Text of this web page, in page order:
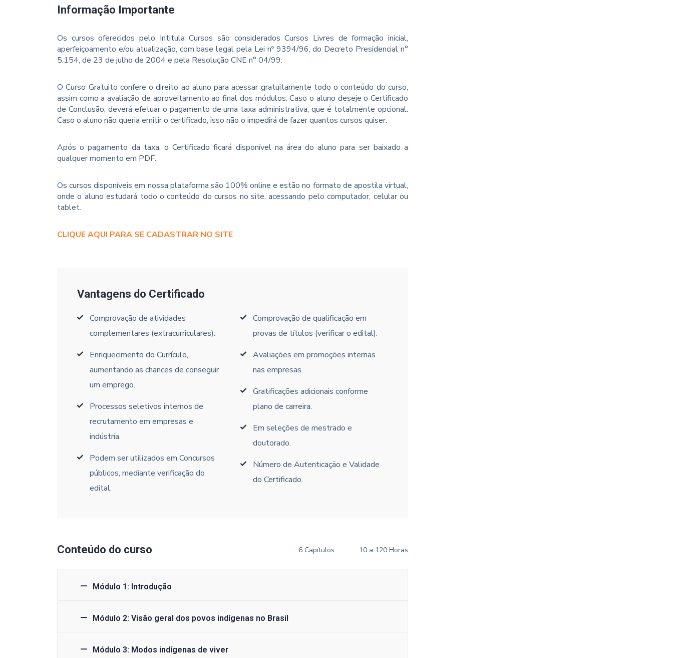
Informação Importante
Os cursos oferecidos pelo Intitula Cursos são considerados Cursos Livres de formação inicial,
aperfeiçoamento e/ou atualização, com base legal pela Lei nº 9394/96, do Decreto Presidencial n°
5.154, de 23 de julho de 2004 e pela Resolução CNE n° 04/99.
O Curso Gratuito confere o direito ao aluno para acessar gratuitamente todo o conteúdo do curso,
assim como a avaliação de aproveitamento ao final dos módulos. Caso o aluno deseje o Certificado
de Conclusão, deverá efetuar o pagamento de uma taxa administrativa, que é totalmente opcional.
Caso o aluno não queria emitir o certificado, isso não o impedirá de fazer quantos cursos quiser.
Após o pagamento da taxa, o Certificado ficará disponível na área do aluno para ser baixado a
qualquer momento em PDF.
Os cursos disponíveis em nossa plataforma são 100% online e estão no formato de apostila virtual,
onde o aluno estudará todo o conteúdo do cursos no site, acessando pelo computador, celular ou
tablet.
CLIQUE AQUI PARA SE CADASTRAR NO SITE
Vantagens do Certificado
Comprovação de atividades
complementares (extracurriculares).
Enriquecimento do Currículo,
aumentando as chances de conseguir
um emprego.
Processos seletivos internos de
recrutamento em empresas e
indústria.
Podem ser utilizados em Concursos
públicos, mediante verificação do
edital.
Comprovação de qualificação em
provas de títulos (verificar o edital).
Avaliações em promoções internas
nas empresas.
Gratificações adicionais conforme
plano de carreira.
Em seleções de mestrado e
doutorado.
Número de Autenticação e Validade
do Certificado.
Conteúdo do curso 6 Capítulos 10 a 120 Horas
Módulo 1: Introdução
Módulo 2: Visão geral dos povos indígenas no Brasil
Módulo 3: Modos indígenas de viver